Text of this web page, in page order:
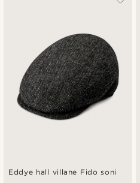
Eddye hall villane Fido soni